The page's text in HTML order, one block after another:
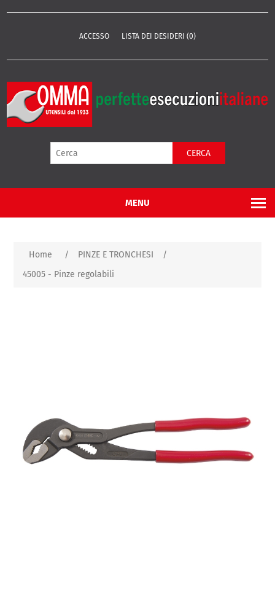
ACCESSO LISTA DEI DESIDERI (0)
CERCA
MENU
Home / PINZE E TRONCHESI
/
45005 - Pinze regolabili